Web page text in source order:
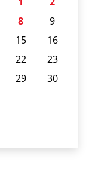
8
9
15
16
22
23
29
30